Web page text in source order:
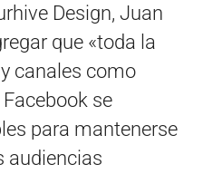
Design, Juan
que «toda la
canales como
se
para mantenerse
audiencias